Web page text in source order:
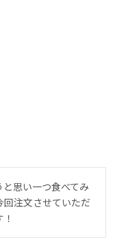
思い一つ食べてみ
注文させていただ